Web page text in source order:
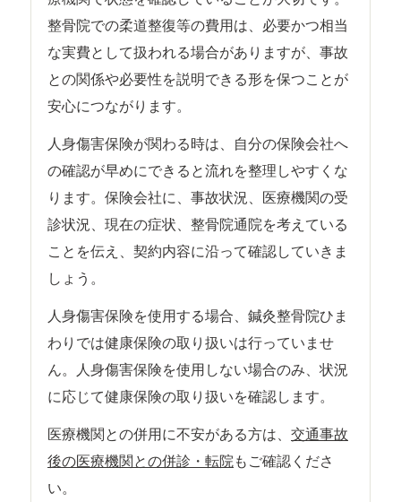
整骨院での柔道整復等の費用は、必要かつ相当
な実費として扱われる場合がありますが、事故
との関係や必要性を説明できる形を保つことが
安心につながります。
人身傷害保険が関わる時は、自分の保険会社へ
の確認が早めにできると流れを整理しやすくな
ります。保険会社に、事故状況、医療機関の受
診状況、現在の症状、整骨院通院を考えている
ことを伝え、契約内容に沿って確認していきま
しょう。
人身傷害保険を使用する場合、鍼灸整骨院ひま
わりでは健康保険の取り扱いは行っていませ
ん。人身傷害保険を使用しない場合のみ、状況
に応じて健康保険の取り扱いを確認します。
医療機関との併用に不安がある方は、 交通事故
後の医療機関との併診・転院 もご確認くださ
い。